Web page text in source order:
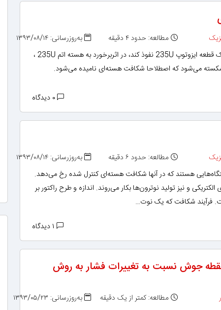
مطالعه: حدود ۴ دقیقه
به‌روزرسانی: ۱۳۹۳/۰۸/۱۴
اگر نوترون منفردی به یک قطعه ایزوتوپ 235U نفوذ کند، در اثربرخورد به هسته اتم 235U ،
می‌شود که اصطلاحا شکافت هسته‌ای نامیده می‌شود.
مطالعه: حدود ۶ دقیقه
به‌روزرسانی: ۱۳۹۳/۰۸/۱۴
هستند که در آنها شکافت هسته‌ای کنترل شده رخ می‌دهد.
الکتریکی و نیز تولید نوترون‌ها بکار می‌روند. اندازه و طرح راکتور بر
فرآیند شکافت که یک نوت…
جوش نسبت به تغییرات فشار به روش
مطالعه: کمتر از یک دقیقه
به‌روزرسانی: ۱۳۹۳/۰۵/۲۳